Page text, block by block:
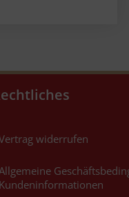
widerrufen
Kundeninformationen